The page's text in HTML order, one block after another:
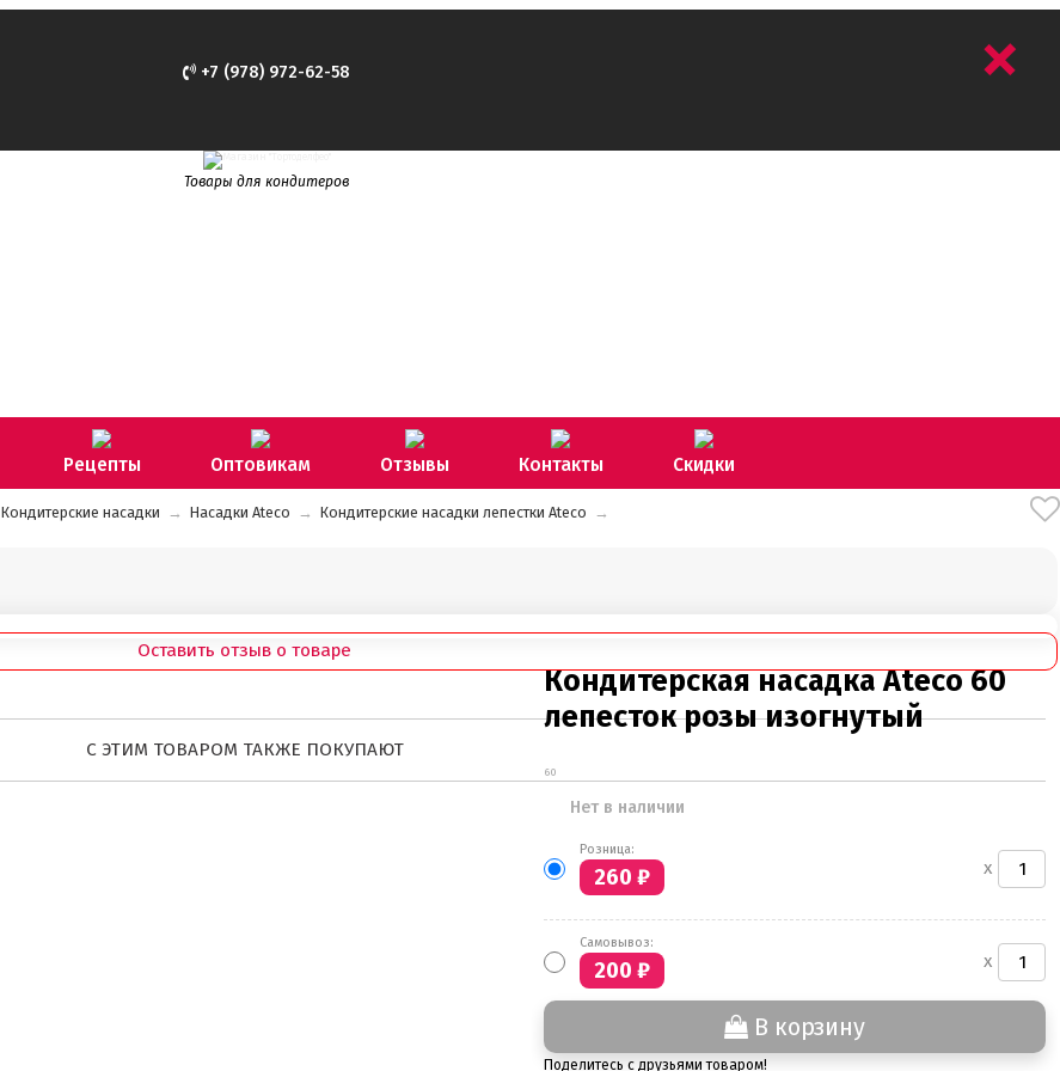
+7 (978) 972-62-58
Товары для кондитеров
Рецепты Оптовикам Отзывы Контакты Скидки
Кондитерские насадки → Насадки Ateco → Кондитерские насадки лепестки Ateco →
Кондитерская насадка Ateco 60
лепесток розы изогнутый
60
Нет в наличии
Розница:
260 ₽ x
Самовывоз:
200 ₽ x
В корзину
Поделитесь с друзьями товаром!
Оставить отзыв о товаре
С ЭТИМ ТОВАРОМ ТАКЖЕ ПОКУПАЮТ
+